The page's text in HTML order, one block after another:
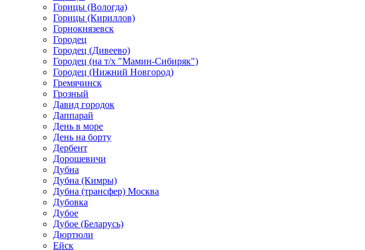
Горицы (Вологда)
Горицы (Кириллов)
Горнокнязевск
Городец
Городец (Дивеево)
Городец (на т/х "Мамин-Сибиряк")
Городец (Нижний Новгород)
Гремячинск
Грозный
Давид городок
Даппарай
День в море
День на борту
Дербент
Дорошевичи
Дубна
Дубна (Кимры)
Дубна (трансфер) Москва
Дубовка
Дубое
Дубое (Беларусь)
Дюртюли
Ейск